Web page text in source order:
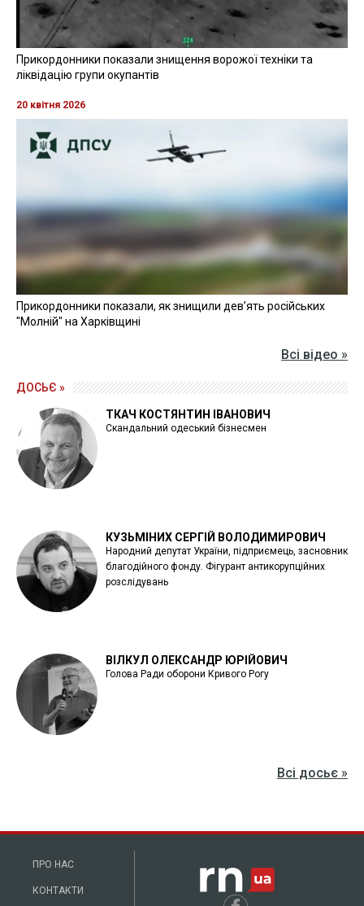
Прикордонники показали знищення ворожої техніки та
ліквідацію групи окупантів
20 квітня 2026
Прикордонники показали, як знищили девʼять російських
"Молній" на Харківщині
Всі відео »
ДОСЬЄ »
ТКАЧ КОСТЯНТИН ІВАНОВИЧ
Скандальний одеський бізнесмен
КУЗЬМІНИХ СЕРГІЙ ВОЛОДИМИРОВИЧ
Народний депутат України, підприємець, засновник
благодійного фонду. Фігурант антикорупційних
розслідувань
ВІЛКУЛ ОЛЕКСАНДР ЮРІЙОВИЧ
Голова Ради оборони Кривого Рогу
Всі досьє »
ПРО НАС
КОНТАКТИ